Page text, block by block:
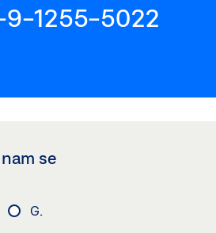
1255-5022
se
G.